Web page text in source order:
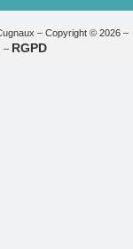
– Copyright © 2026 –
– RGPD